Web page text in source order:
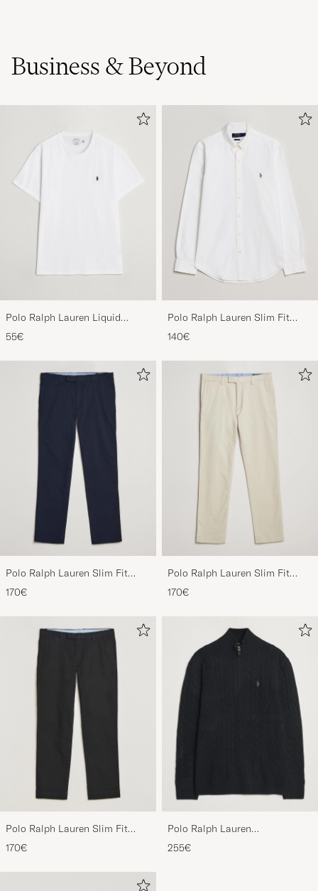
Otroligt sköna och snygga!!!
DANIEL K
OSTETTU OSOITTEESSA CAREOFCARL.SE
Good quality but sizes do not match, approx 2
OSTETTU OSOITTEESSA CAREOFCARL.ES
Business & Beyond
Polo Ralph Lauren Liquid
Cotton Crew Neck T-Shirt White
55€
Polo Ralph Lauren Slim Fit
Shirt Oxford White
140€
Polo Ralph Lauren Slim Fit
Stretch Chinos Aviator Navy
170€
Polo Ralph Lauren Slim Fit
Stretch Chinos Beige
170€
Polo Ralph Lauren Slim Fit
Stretch Chinos Black
170€
Polo Ralph Lauren
Wool/Cashmere Cable Half Zip
Polo Black
255€